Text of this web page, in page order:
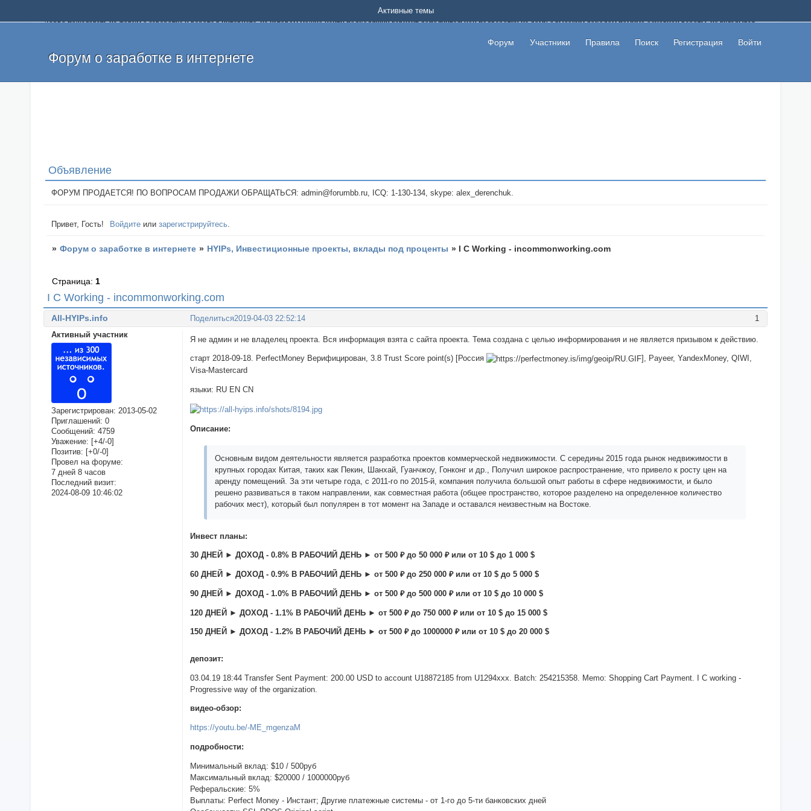
Добро пожаловать на форум о заработке и работе в интернете, на котором можно найти подходящий вариант дополнительной подработки на дому с высоким доходом помимо основной работы, не вкладывая
и оставлять свои отзывы. Если вы знаете, что определенный проект или сайт не платит, то указывайте в теме что это лохотрон, чтобы другие пользователи не попались на развод. Вы сможете начать зарабатывать
легкие деньги без вложений и регистрации уже сегодня. Создавайте новые темы, размещайте объявления со своими пригласительными ссылками и первая прибыль не заставит себя долго ждать.
Форум о заработке в интернете
Форум Участники Правила Поиск Регистрация Войти
Активные темы
Объявление
ФОРУМ ПРОДАЕТСЯ! ПО ВОПРОСАМ ПРОДАЖИ ОБРАЩАТЬСЯ: admin@forumbb.ru, ICQ: 1-130-134, skype: alex_derenchuk.
Привет, Гость! Войдите илизарегистрируйтесь.
» Форум о заработке в интернете » HYIPs, Инвестиционные проекты, вклады под проценты » I C Working - incommonworking.com
I C Working - incommonworking.com
Страница: 1
Поделиться 1
2019-04-03 22:52:14
All-HYIPs.info
Активный участник
Зарегистрирован: 2013-05-02
Приглашений: 0
Сообщений: 4759
Уважение: [+4/-0]
Позитив: [+0/-0]
Провел на форуме:
7 дней 8 часов
Последний визит:
2024-08-09 10:46:02
Я не админ и не владелец проекта. Вся информация взята с сайта проекта. Тема создана с целью информирования и не является призывом к действию.
старт 2018-09-18. PerfectMoney Верифицирован, 3.8 Trust Score point(s) [Россия
], Payeer, YandexMoney, QIWI,
Visa-Mastercard
языки: RU EN CN
Описание:
Основным видом деятельности является разработка проектов коммерческой недвижимости. С середины 2015 года рынок недвижимости в
крупных городах Китая, таких как Пекин, Шанхай, Гуанчжоу, Гонконг и др., Получил широкое распространение, что привело к росту цен на
аренду помещений. За эти четыре года, с 2011-го по 2015-й, компания получила большой опыт работы в сфере недвижимости, и было
решено развиваться в таком направлении, как совместная работа (общее пространство, которое разделено на определенное количество
рабочих мест), который был популярен в тот момент на Западе и оставался неизвестным на Востоке.
Инвест планы:
30 ДНЕЙ ► ДОХОД - 0.8% В РАБОЧИЙ ДЕНЬ ► от 500 ₽ до 50 000 ₽ или от 10 $ до 1 000 $
60 ДНЕЙ ► ДОХОД - 0.9% В РАБОЧИЙ ДЕНЬ ► от 500 ₽ до 250 000 ₽ или от 10 $ до 5 000 $
90 ДНЕЙ ► ДОХОД - 1.0% В РАБОЧИЙ ДЕНЬ ► от 500 ₽ до 500 000 ₽ или от 10 $ до 10 000 $
120 ДНЕЙ ► ДОХОД - 1.1% В РАБОЧИЙ ДЕНЬ ► от 500 ₽ до 750 000 ₽ или от 10 $ до 15 000 $
150 ДНЕЙ ► ДОХОД - 1.2% В РАБОЧИЙ ДЕНЬ ► от 500 ₽ до 1000000 ₽ или от 10 $ до 20 000 $
депозит:
03.04.19 18:44 Transfer Sent Payment: 200.00 USD to account U18872185 from U1294xxx. Batch: 254215358. Memo: Shopping Cart Payment. I С working -
Progressive way of the organization.
видео-обзор:
https://youtu.be/-ME_mgenzaM
подробности:
Минимальный вклад: $10 / 500руб
Максимальный вклад: $20000 / 1000000руб
Реферальские: 5%
Выплаты: Perfect Money - Инстант; Другие платежные системы - от 1-го до 5-ти банковских дней